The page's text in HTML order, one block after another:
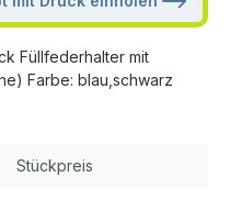
Füllfederhalter mit
Farbe: blau,schwarz
Stückpreis